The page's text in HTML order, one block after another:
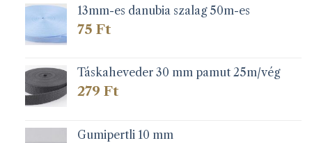
13mm-es danubia szalag 50m-es
75 Ft
Táskaheveder 30 mm pamut 25m/vég
279 Ft
Gumipertli 10 mm